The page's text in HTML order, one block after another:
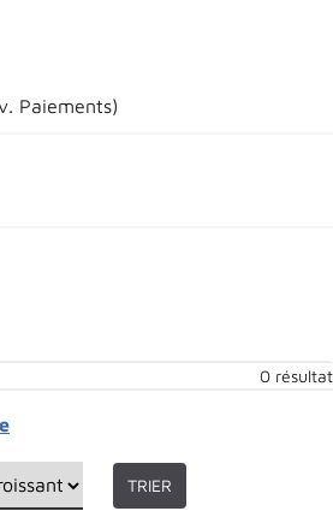
Paiements)
0 résultat
TRIER